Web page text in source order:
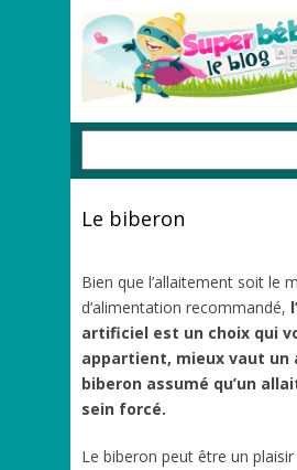
Le biberon
Bien que l’allaitement soit le
d’alimentation recommandé,
artificiel est un choix qui
appartient, mieux vaut un
biberon assumé qu’un
sein forcé.
Le biberon peut être un plaisir